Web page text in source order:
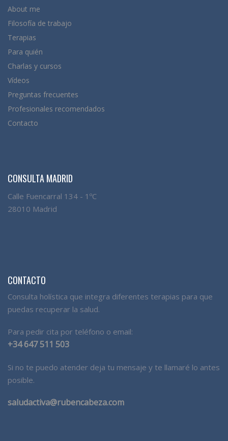
About me
Filosofía de trabajo
Terapias
Para quién
Charlas y cursos
Vídeos
Preguntas frecuentes
Profesionales recomendados
Contacto
CONSULTA MADRID
Calle Fuencarral 134 - 1ºC
28010 Madrid
CONTACTO
Consulta holística que integra diferentes terapias para que
puedas recuperar la salud.
Para pedir cita por teléfono o email:
+34 647 511 503
Si no te puedo atender deja tu mensaje y te llamaré lo antes
posible.
saludactiva@rubencabeza.com